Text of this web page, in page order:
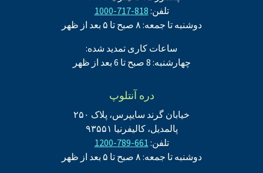
تلفن:818-717-1000
دوشنبه تا جمعه: ۸ صبح تا ۵ بعد از ظهر
ساعات کاری تمدید شده:
چهارشنبه: 8 صبح تا 6 بعد از ظهر
دره آنتلوپ
خیابان گرند سایپرس، پلاک ۲۵۰
پالمدیل، کالیفرنیا ۹۳۵۵۱
تلفن:661-789-1200
دوشنبه تا جمعه: ۸ صبح تا ۵ بعد از ظهر